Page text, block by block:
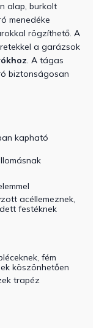
alap, burkolt
menedéke
rögzíthető. A
a garázsok
. A tágas
biztonságosan
kapható
acéllemeznek,
festéknek
fém
köszönhetően
trapéz